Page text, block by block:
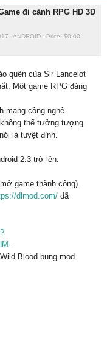
đi cảnh RPG HD 3D
ANDROID - Price: $0.00
quên của Sir Lancelot
Một game RPG đáng
mạng công nghệ
không thể tưởng tượng
là tuyệt đỉnh.
2.3 trở lên.
game thành công).
dlmod.com/ đã
.
Blood bung mod